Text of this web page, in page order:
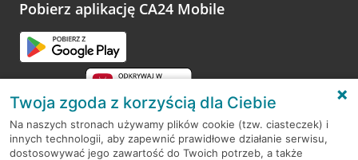
opinie.
Pobierz aplikację CA24 Mobile
RODO
Twoja zgoda z korzyścią dla Ciebie
Na naszych stronach używamy plików cookie (tzw. ciasteczek) i
innych technologii, aby zapewnić prawidłowe działanie serwisu,
dostosowywać jego zawartość do Twoich potrzeb, a także